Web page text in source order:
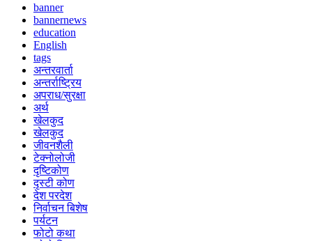
banner
bannernews
education
English
tags
अन्तरवार्ता
अन्तर्राष्ट्रिय
अपराध/सुरक्षा
अर्थ
खेलकुद
खेलकुद
जीवनशैली
टेक्नोलोजी
दृष्टिकोण
दृस्टी कोण
देश परदेश
निर्वाचन बिशेष
पर्यटन
फोटो कथा